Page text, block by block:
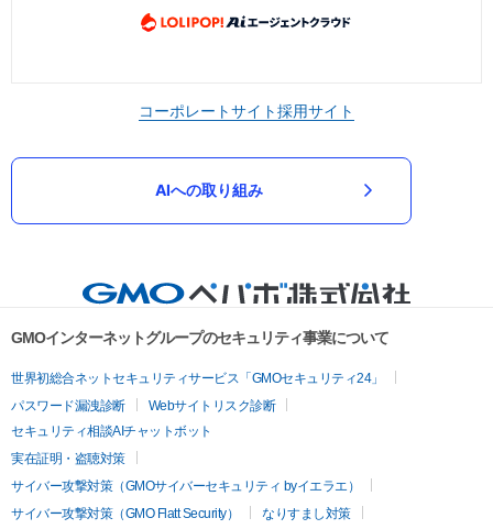
コーポレートサイト採用サイト
AIへの取り組み
GMOインターネットグループのセキュリティ事業について
世界初総合ネットセキュリティサービス「GMOセキュリティ24」
パスワード漏洩診断
Webサイトリスク診断
セキュリティ相談AIチャットボット
実在証明・盗聴対策
サイバー攻撃対策（GMOサイバーセキュリティ byイエラエ）
サイバー攻撃対策（GMO Flatt Security）
なりすまし対策